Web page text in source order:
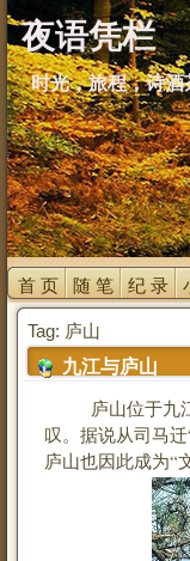
夜语凭栏
时光，旅程，诗
首 页 随 笔 纪 录
Tag: 庐山
九江与庐山
庐山位于九江
叹。据说从司马
庐山也因此成为“